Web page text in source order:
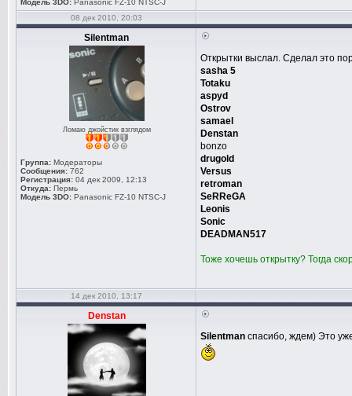
Модель 3DO: Panasonic FZ-10 NTSC-J
08 дек 2010, 20:03
Silentman
Ломаю джойстик взглядом
Группа: Модераторы
Сообщения: 762
Регистрация: 04 дек 2009, 12:13
Откуда: Пермь
Модель 3DO: Panasonic FZ-10 NTSC-J
Открытки выслал. Сделал это
sasha 5
Totaku
aspyd
Ostrov
samael
Denstan
bonzo
drugold
Versus
retroman
SeRReGA
Leonis
Sonic
DEADMAN517
Тоже хочешь открытку? Тогда
14 дек 2010, 13:17
Denstan
Silentman спасибо, ждем) Это